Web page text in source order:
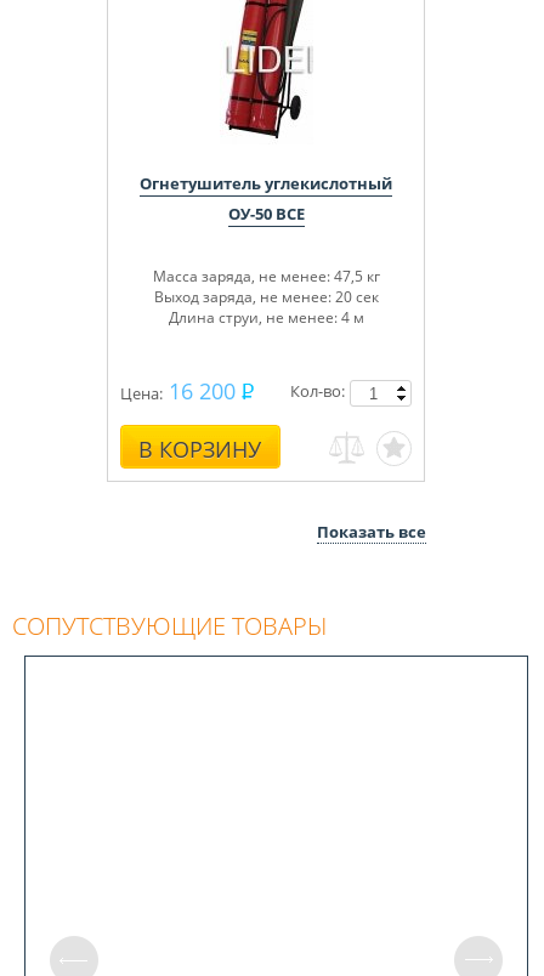
Огнетушитель углекислотный
ОУ-50 BCE
Масса заряда, не менее: 47,5 кг
Выход заряда, не менее: 20 сек
Длина струи, не менее: 4 м
Цена: 16 200
В КОРЗИНУ
Кол-во:
Показать все
СОПУТСТВУЮЩИЕ ТОВАРЫ